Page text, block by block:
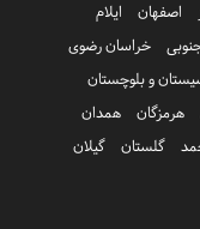
اصفهان
ایلام
خراسان رضوی
و بلوچستان
هرمزگان
همدان
گلستان
گیلان